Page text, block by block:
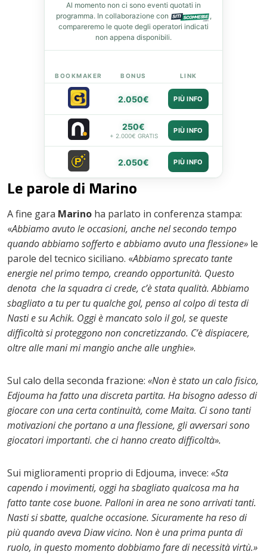
Al momento non ci sono eventi quotati in
programma. In collaborazione con
,
compareremo le quote degli operatori indicati
non appena disponibili.
BOOKMAKER BONUS LINK
2.050€ PIÙ INFO
250€
+ 2.000€ GRATIS
PIÙ INFO
2.050€ PIÙ INFO
Le parole di Marino
A fine gara Marino ha parlato in conferenza stampa:
«Abbiamo avuto le occasioni, anche nel secondo tempo
quando abbiamo sofferto e abbiamo avuto una flessione» le
parole del tecnico siciliano. «Abbiamo sprecato tante
energie nel primo tempo, creando opportunità. Questo
denota che la squadra ci crede, c’è stata qualità. Abbiamo
sbagliato a tu per tu qualche gol, penso al colpo di testa di
Nasti e su Achik. Oggi è mancato solo il gol, se queste
difficoltà si proteggono non concretizzando. C’è dispiacere,
oltre alle mani mi mangio anche alle unghie».
Sul calo della seconda frazione: «Non è stato un calo fisico,
Edjouma ha fatto una discreta partita. Ha bisogno adesso di
giocare con una certa continuità, come Maita. Ci sono tanti
motivazioni che portano a una flessione, gli avversari sono
giocatori importanti. che ci hanno creato difficoltà».
Sui miglioramenti proprio di Edjouma, invece: «Sta
capendo i movimenti, oggi ha sbagliato qualcosa ma ha
fatto tante cose buone. Palloni in area ne sono arrivati tanti.
Nasti si sbatte, qualche occasione. Sicuramente ha reso di
più quando aveva Diaw vicino. Non è una prima punta di
ruolo, in questo momento dobbiamo fare di necessità virtù.»